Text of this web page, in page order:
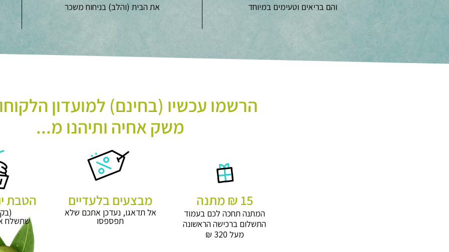
והם בריאים וטעימים במיוחד
את הבית (והלב) בניחוח משכר
הרשמו עכשיו (בחינם) למועדון
משק אחיה ותיהנו מ...
15 ₪ מתנה
המתנה תחכה לכם בעמוד
התשלום ברכישה הראשונה
מעל 320 ₪
מבצעים בלעדיים
אל תדאגו, נעדכן אתכם שלא
תפספסו
הטבת
שתשלח